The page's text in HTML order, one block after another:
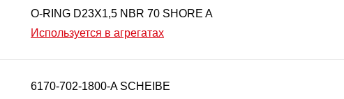
O-RING D23X1,5 NBR 70 SHORE A
Используется в агрегатах
6170-702-1800-A SCHEIBE